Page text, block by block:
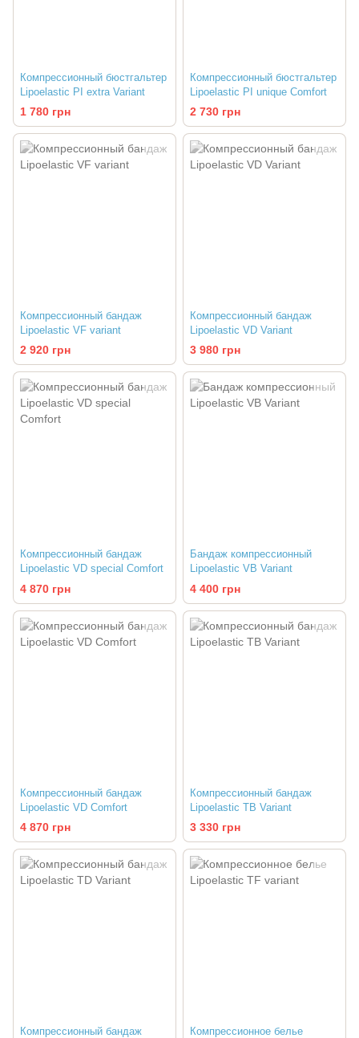
Компрессионный бюстгальтер
Lipoelastic PI extra Variant
1 780 грн
Компрессионный бюстгальтер
Lipoelastic PI unique Comfort
2 730 грн
Компрессионный бандаж
Lipoelastic VF variant
2 920 грн
Компрессионный бандаж
Lipoelastic VD Variant
3 980 грн
Компрессионный бандаж
Lipoelastic VD special Comfort
4 870 грн
Бандаж компрессионный
Lipoelastic VB Variant
4 400 грн
Компрессионный бандаж
Lipoelastic VD Comfort
4 870 грн
Компрессионный бандаж
Lipoelastic TB Variant
3 330 грн
Компрессионный бандаж
Компрессионное белье